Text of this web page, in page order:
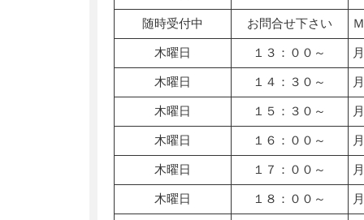
随時受付中 お問合せ下さい
木曜日 １３：００～
木曜日 １４：３０～
木曜日 １５：３０～
木曜日 １６：００～
木曜日 １７：００～
木曜日 １８：００～